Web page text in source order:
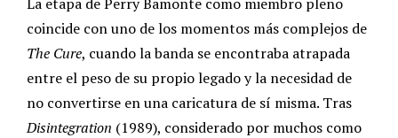
coincide con uno de los momentos más complejos de
The Cure, cuando la banda se encontraba atrapada
entre el peso de su propio legado y la necesidad de
no convertirse en una caricatura de sí misma. Tras
Disintegration (1989), considerado por muchos como